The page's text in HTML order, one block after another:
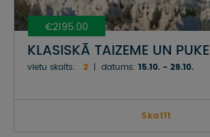
€2195.00
KLASISKĀ TAIZEME UN
vietu skaits: 2 datums: 15.10. - 29.10.
Skatīt